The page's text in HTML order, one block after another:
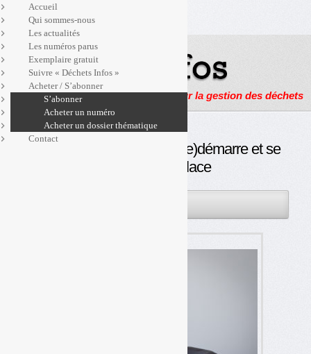
Actualités, enquêtes et reportages sur la gestion des déchets
REP emballages : Léko (re)démarre et se
cherche une place
Accueil
Qui sommes-nous
Les actualités
Les numéros parus
Exemplaire gratuit
Suivre « Déchets Infos »
Acheter / S’abonner
S’abonner
Acheter un numéro
Acheter un dossier thématique
Contact